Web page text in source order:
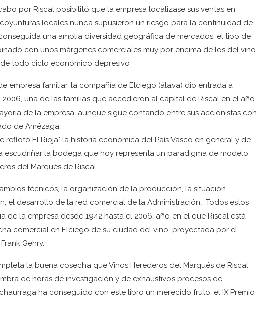
por Riscal posibilitó que la empresa localizase sus ventas en
locales nunca supusieron un riesgo para la continuidad de
una amplia diversidad geográfica de mercados, el tipo de
con unos márgenes comerciales muy por encima de los del vino
todo ciclo económico depresivo
empresa familiar, la compañía de Elciego (álava) dio entrada a
una de las familias que accedieron al capital de Riscal en el año
de la empresa, aunque sigue contando entre sus accionistas con
de Amézaga.
reflotó El Rioja" la historia económica del País Vasco en general y de
escudriñar la bodega que hoy representa un paradigma de modelo
del Marqués de Riscal.
técnicos, la organización de la producción, la situación
el desarrollo de la red comercial de la Administración… Todos estos
de la empresa desde 1942 hasta el 2006, año en el que Riscal está
comercial en Elciego de su ciudad del vino, proyectada por el
Gehry.
la buena cosecha que Vinos Herederos del Marqués de Riscal
de horas de investigación y de exhaustivos procesos de
ha conseguido con este libro un merecido fruto: el IX Premio